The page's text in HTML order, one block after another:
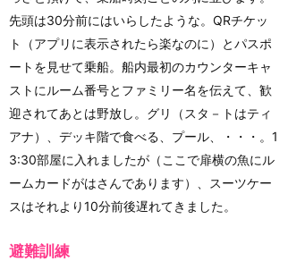
先頭は30分前にはいらしたような。QRチケッ
ト（アプリに表示されたら楽なのに）とパスポ
ートを見せて乗船。船内最初のカウンターキャ
ストにルーム番号とファミリー名を伝えて、歓
迎されてあとは野放し。グリ（スタ－トはティ
アナ）、デッキ階で食べる、プール、・・・。1
3:30部屋に入れましたが（ここで扉横の魚にル
ームカードがはさんであります）、スーツケー
スはそれより10分前後遅れてきました。
避難訓練